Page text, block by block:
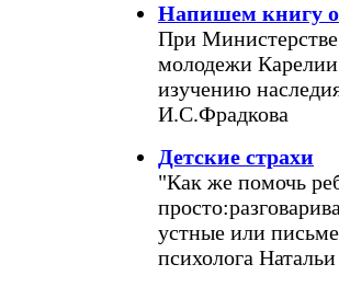
Напишем книгу
При
молодежи Карелии
изучению
И.С.Фрадкова
Детские страхи
"Как же помочь
устные или
психолога